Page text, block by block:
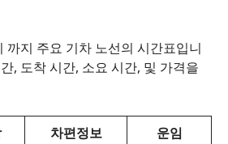
까지 주요 기차 노선의 시간표입니
, 도착 시간, 소요 시간, 및 가격을
차편정보
운임